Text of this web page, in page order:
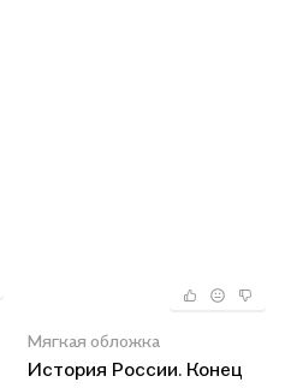
Мягкая обложка
История России. Конец